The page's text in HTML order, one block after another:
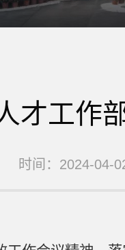
才工作
时间：2024-04-